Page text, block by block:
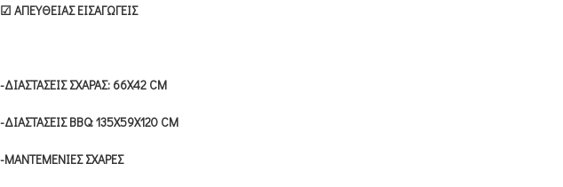
☑ ΑΠΕΥΘΕΙΑΣ ΕΙΣΑΓΩΓΕΙΣ
-ΔΙΑΣΤΑΣΕΙΣ ΣΧΑΡΑΣ: 66Χ42 CM
-ΔΙΑΣΤΑΣΕΙΣ BBQ:135X59X120 CM
-ΜΑΝΤΕΜΕΝΙΕΣ ΣΧΑΡΕΣ